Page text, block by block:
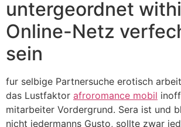
untergeordnet
Online-Netz
sein
fur selbige Partnersuche erotisch
das Lustfaktor afroromance mobil
mitarbeiter Vordergrund. Sera ist und
nicht jedermanns Gusto, sollte zwar